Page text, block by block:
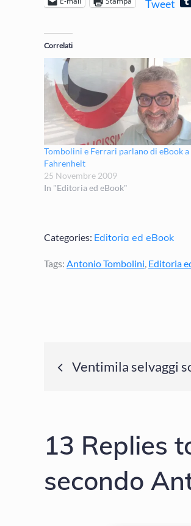
Tweet
Correlati
Tombolini e Ferrari parlano di eBook a
Fahrenheit
25 Novembre 2009
In "Editoria ed eBook"
Categories: Editoria ed eBook
Tags: Antonio Tombolini, Editoria
Ventimila selvaggi
13 Replies
secondo